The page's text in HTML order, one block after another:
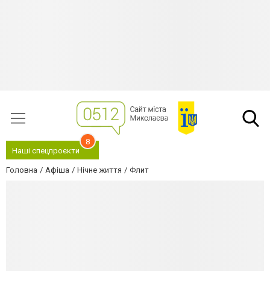
Наші спецпроєкти
8
Головна Афіша Нічне життя Флит